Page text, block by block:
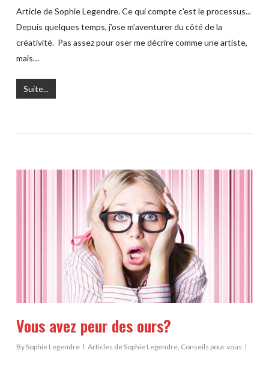
Article de Sophie Legendre. Ce qui compte c'est le processus...
Depuis quelques temps, j’ose m’aventurer du côté de la
créativité. Pas assez pour oser me décrire comme une artiste,
mais…
Suite...
Vous avez peur des ours?
By Sophie Legendre Articles de Sophie Legendre, Conseils pour vous